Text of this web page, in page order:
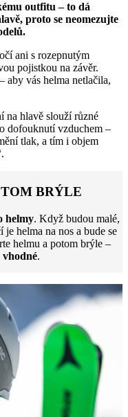
outfitu – to dá
proto se neomezujte
ani s rozepnutým
pojistkou na závěr.
aby vás helma netlačila,
na hlavě slouží různé
dofouknutí vzduchem –
tlak, a tím i objem
BRÝLE
helmy. Když budou malé,
helma na nos a bude se
helmu a potom brýle –
vhodné.